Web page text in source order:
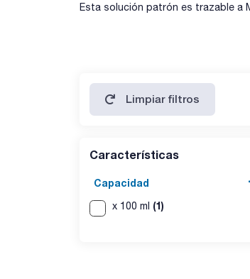
Esta solución patrón es trazable a
Limpiar filtros
Características
Capacidad
x 100 ml (1)